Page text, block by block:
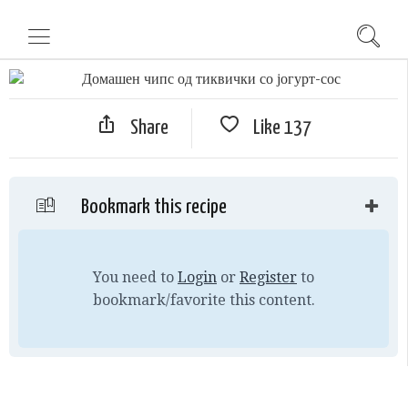
Share Like 137
Bookmark this recipe
You need to Login or Register to
bookmark/favorite this content.